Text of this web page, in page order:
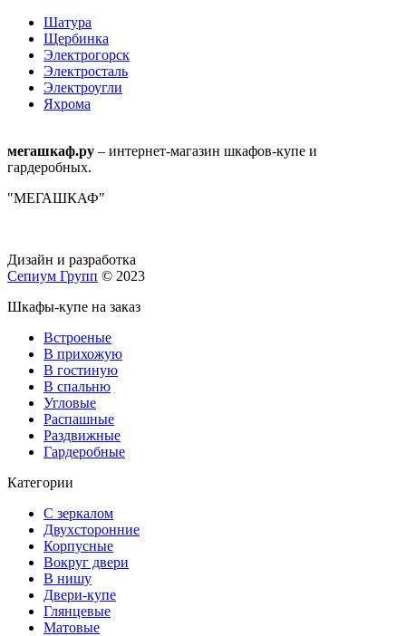
Шатура
Щербинка
Электрогорск
Электросталь
Электроугли
Яхрома
мегашкаф.ру – интернет-магазин шкафов-купе и
гардеробных.
"МЕГАШКАФ"
Дизайн и разработка
Сепиум Групп © 2023
Шкафы-купе на заказ
Встроеные
В прихожую
В гостиную
В спальню
Угловые
Распашные
Раздвижные
Гардеробные
Категории
С зеркалом
Двухсторонние
Корпусные
Вокруг двери
В нишу
Двери-купе
Глянцевые
Матовые